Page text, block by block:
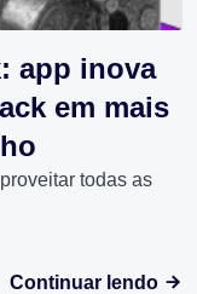
app inova
em mais
todas as
Continuar lendo